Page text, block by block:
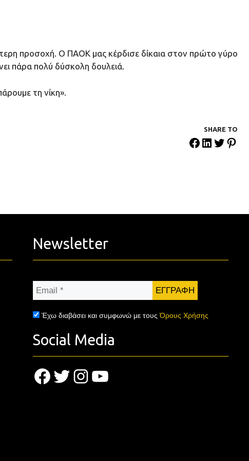
προσοχή. Ο ΠΑΟΚ μας κέρδισε δίκαια στον πρώτο γύρο
πάρα πολύ δύσκολη δουλειά.
τη νίκη».
SHARE ΤΟ
Newsletter
Email
Έχω διαβάσει και συμφωνώ με τουςΌρους Χρήσης
Social Media
Facebook
TwitterInstagram
YouTube